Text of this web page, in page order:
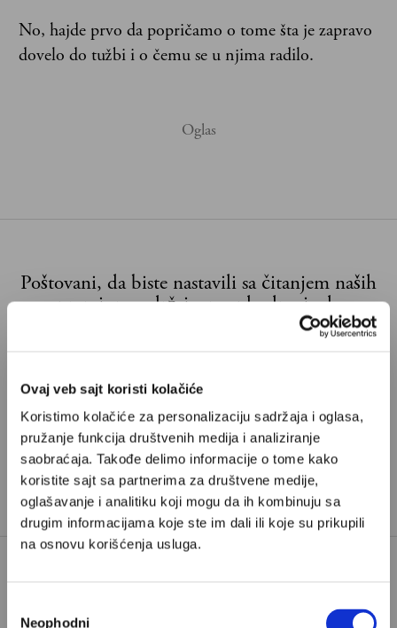
Ovaj veb sajt koristi kolačiće
Koristimo kolačiće za personalizaciju sadržaja i oglasa,
pružanje funkcija društvenih medija i analiziranje
saobraćaja. Takođe delimo informacije o tome kako
koristite sajt sa partnerima za društvene medije,
oglašavanje i analitiku koji mogu da ih kombinuju sa
drugim informacijama koje ste im dali ili koje su prikupili
na osnovu korišćenja usluga.
Neophodni
No, hajde prvo da popričamo o tome šta je zapravo
dovelo do tužbi i o čemu se u njima radilo.
Poštovani, da biste nastavili sa čitanjem naših
premium sadržaja, neophodno je da
odaberete jedan od planova pretplate.
Pretplata
Već imate nalog?Ulogujte se
Vladimir Novakovićje sportski novinar i saradnik
Velikih priča